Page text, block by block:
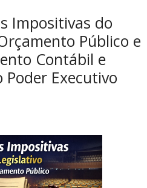
Impositivas do
Público e
Contábil e
Executivo